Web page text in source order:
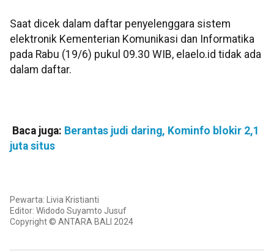
Saat dicek dalam daftar penyelenggara sistem
elektronik Kementerian Komunikasi dan Informatika
pada Rabu (19/6) pukul 09.30 WIB, elaelo.id tidak ada
dalam daftar.
Baca juga: Berantas judi daring, Kominfo blokir 2,1
juta situs
Pewarta: Livia Kristianti
Editor: Widodo Suyamto Jusuf
Copyright © ANTARA BALI 2024